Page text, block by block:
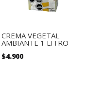
CREMA VEGETAL
AMBIANTE 1 LITRO
$4.900